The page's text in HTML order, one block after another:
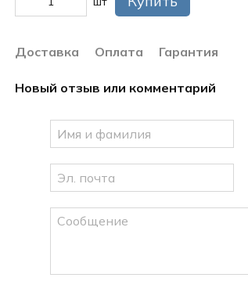
Доставка Оплата Гарантия
Новый отзыв или комментарий